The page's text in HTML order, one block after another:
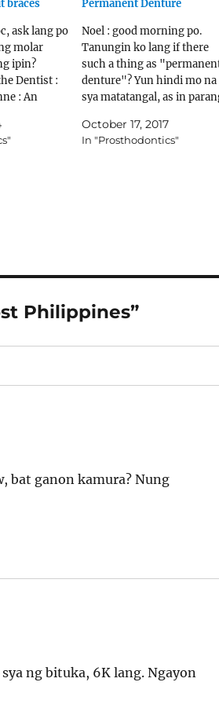
braces
ask lang po
molar
ipin?
Dentist :
: An
dapat po b
illgay? Ask
Permanent Denture
Noel : good morning po.
Tanungin ko lang if there
such a thing as
denture"? Yun hindi mo na
sya matatangal, as in
meron, magkano kaya
magagastos. Balak ko kasi
October 17, 2017
In "Prosthodontics"
Philippines”
bat ganon kamura? Nung
ng bituka, 6K lang. Ngayon